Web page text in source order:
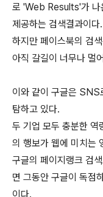
로 'Web Results'가 나
제공하는 검색결과이다.
하지만 페이스북의 검
아직 갈길이 너무나 멀
이와 같이 구글은 SNS
탐하고 있다.
두 기업 모두 충분한 역
의 행보가 웹에 미치는
구글의 페이지랭크 검
면 그동안 구글이 독점
이다.